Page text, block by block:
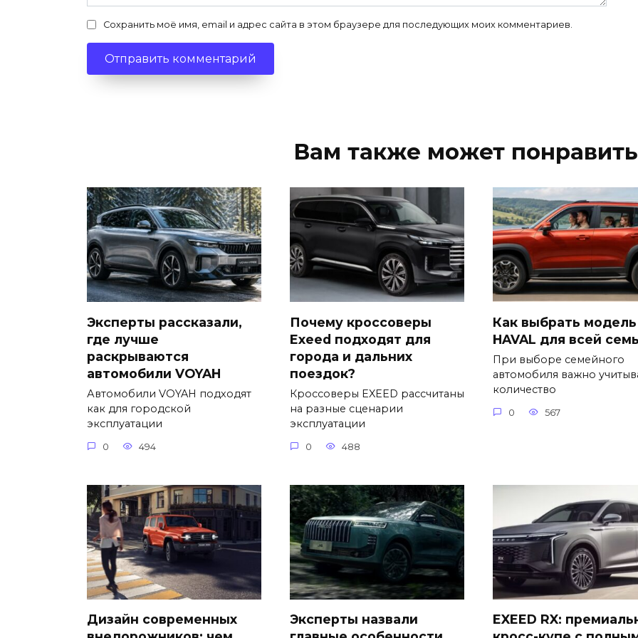
Сохранить моё имя, email и адрес сайта в этом браузере для последующих моих комментариев.
Вам также может
Эксперты рассказали,
где лучше
раскрываются
автомобили VOYAH
Автомобили VOYAH подходят
как для городской
эксплуатации
0 494
Почему кроссоверы
Exeed подходят для
города и дальних
поездок?
Кроссоверы EXEED рассчитаны
на разные сценарии
эксплуатации
0 488
Как выбрать модель
HAVAL для всей
При выборе семейного
автомобиля важно
количество
0 567
Дизайн современных
Эксперты назвали
EXEED RX: